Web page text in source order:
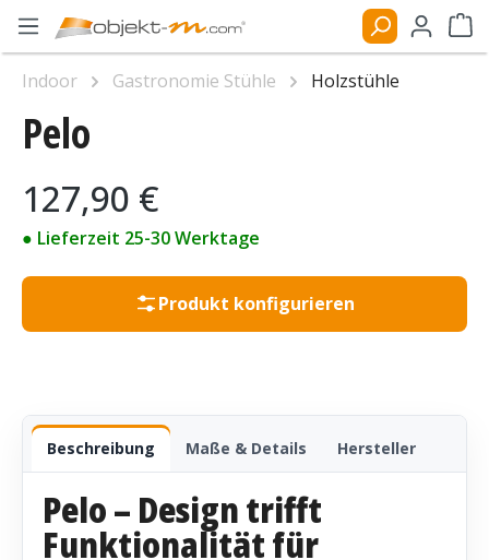
Zum Hauptinhalt springen
Pelo
Regulärer Preis:
127,90 €
● Lieferzeit 25-30 Werktage
Produkt konfigurieren
Beschreibung Maße & Details Hersteller
Pelo – Design trifft
Funktionalität für
Indoor Gastronomie Stühle
Holzstühle
Bildergalerie überspringen